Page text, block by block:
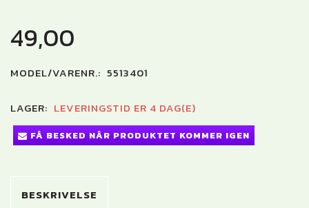
49,00
MODEL/VARENR.: 5513401
LAGER: LEVERINGSTID ER 4 DAG(E)
FÅ BESKED NÅR PRODUKTET KOMMER IGEN
BESKRIVELSE